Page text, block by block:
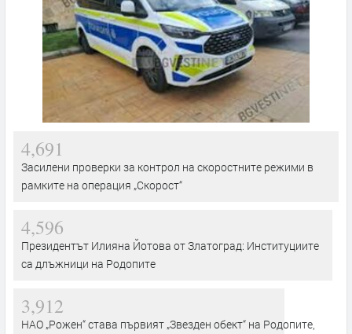
4,691
Засилени проверки за контрол на скоростните режими в
рамките на операция „Скорост“
4,596
Президентът Илияна Йотова от Златоград: Институциите
са длъжници на Родопите
3,912
НАО „Рожен“ става първият „Звезден обект“ на Родопите,